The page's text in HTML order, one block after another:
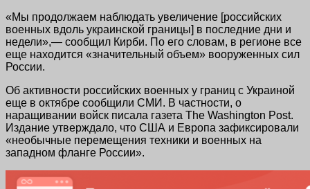
«Мы продолжаем наблюдать увеличение [российских
военных вдоль украинской границы] в последние дни и
недели»,— сообщил Кирби. По его словам, в регионе все
еще находится «значительный объем» вооруженных сил
России.
Об активности российских военных у границ с Украиной
еще в октябре сообщили СМИ. В частноcти, о
наращивании войск писала газета The Washington Post.
Издание утверждало, что США и Европа зафиксировали
«необычные перемещения техники и военных на
западном фланге России».